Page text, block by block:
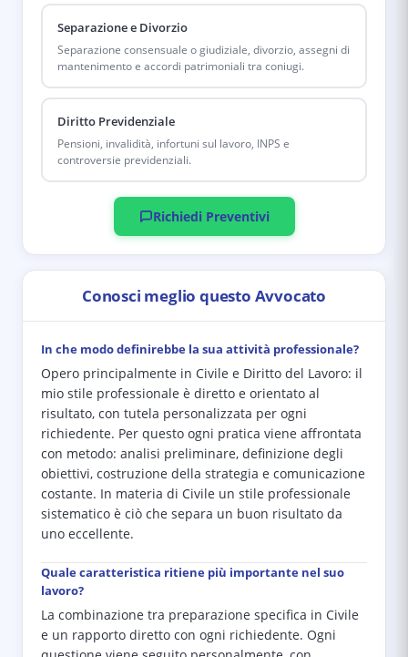
Separazione e Divorzio
Separazione consensuale o giudiziale, divorzio, assegni di
mantenimento e accordi patrimoniali tra coniugi.
Diritto Previdenziale
Pensioni, invalidità, infortuni sul lavoro, INPS e
controversie previdenziali.
Richiedi Preventivi
Conosci meglio questo Avvocato
In che modo definirebbe la sua attività professionale?
Opero principalmente in Civile e Diritto del Lavoro: il
mio stile professionale è diretto e orientato al
risultato, con tutela personalizzata per ogni
richiedente. Per questo ogni pratica viene affrontata
con metodo: analisi preliminare, definizione degli
obiettivi, costruzione della strategia e comunicazione
costante. In materia di Civile un stile professionale
sistematico è ciò che separa un buon risultato da
uno eccellente.
Quale caratteristica ritiene più importante nel suo
lavoro?
La combinazione tra preparazione specifica in Civile
e un rapporto diretto con ogni richiedente. Ogni